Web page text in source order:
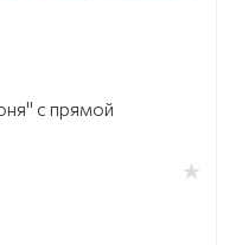
с прямой